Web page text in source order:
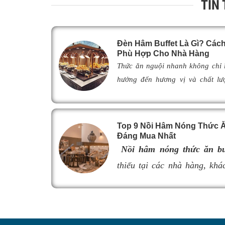
TIN
Đèn Hâm Buffet Là Gì?
Phù Hợp Cho Nhà Hàng
Thức ăn nguội nhanh không
hưởng đến hương vị và chất
giải pháp được nhiều nhà
lựa chọn nhờ khả năng giữ
ngon như vừa mới chế biến. Vậy
thế nào, hoạt động ra sao và
đèn hâm nóng thức ănphù hợp,
Hãy cùng tìm hiểu ngay trong
Top 9 Nồi Hâm Nóng Thức
Đáng Mua Nhất
Nồi hâm nóng thức ăn
thiếu tại các nhà hàng,